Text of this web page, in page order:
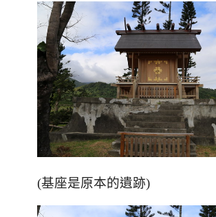
(基座是原本的遺跡)